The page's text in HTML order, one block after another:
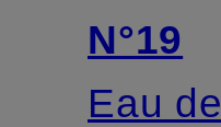
N°19
Eau de